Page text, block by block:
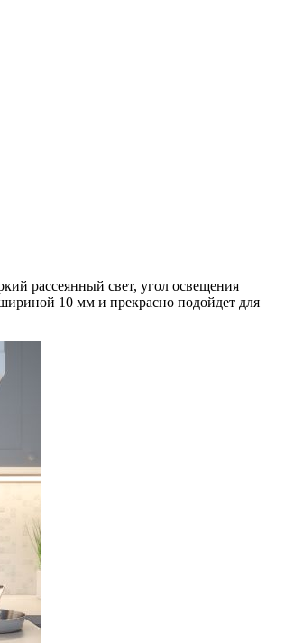
рассеянный свет, угол освещения
10 мм и прекрасно подойдет для